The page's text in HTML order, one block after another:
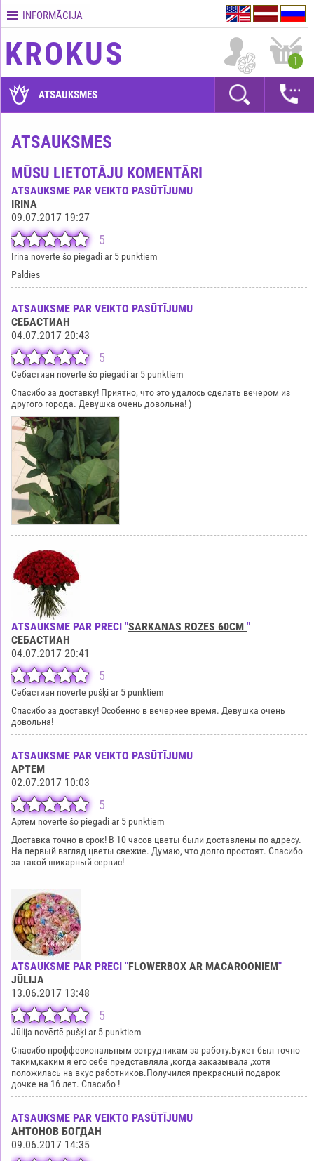
Kontakti
Piegādes
GARANTIJAS
apmaksāt?
noformēt
pasūtījumu?
INFORMĀCIJA
KROKUS 1
ATSAUKSMES
ATSAUKSMES
MŪSU LIETOTĀJU KOMENTĀRI
ATSAUKSME PAR VEIKTO PASŪTĪJUMU
IRINA
09.07.2017 19:27
5
Irina novērtē šo piegādi ar 5 punktiem
Paldies
ATSAUKSME PAR VEIKTO PASŪTĪJUMU
СЕБАСТИАН
04.07.2017 20:43
5
Себастиан novērtē šo piegādi ar 5 punktiem
Спасибо за доставку! Приятно, что это удалось сделать вечером из
другого города. Девушка очень довольна! )
ATSAUKSME PAR PRECI "SARKANAS ROZES 60CM "
СЕБАСТИАН
04.07.2017 20:41
5
Себастиан novērtē pušķi ar 5 punktiem
Спасибо за доставку! Особенно в вечернее время. Девушка очень
довольна!
ATSAUKSME PAR VEIKTO PASŪTĪJUMU
АРТЕМ
02.07.2017 10:03
5
Артем novērtē šo piegādi ar 5 punktiem
Доставка точно в срок! В 10 часов цветы были доставлены по адресу.
На первый взгляд цветы свежие. Думаю, что долго простоят. Спасибо
за такой шикарный сервис!
ATSAUKSME PAR PRECI "FLOWERBOX AR MACAROONIEM"
JŪLIJA
13.06.2017 13:48
5
Jūlija novērtē pušķi ar 5 punktiem
Спасибо проффесиональным сотрудникам за работу.Букет был точно
таким,каким я его себе представляла ,когда заказывала ,хотя
положилась на вкус работников.Получился прекрасный подарок
дочке на 16 лет. Спасибо !
ATSAUKSME PAR VEIKTO PASŪTĪJUMU
АНТОНОВ БОГДАН
09.06.2017 14:35